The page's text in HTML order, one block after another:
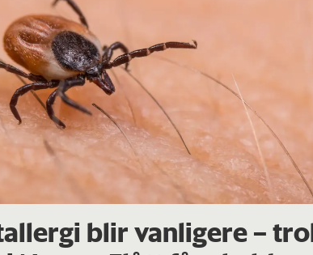
blir vanligere –